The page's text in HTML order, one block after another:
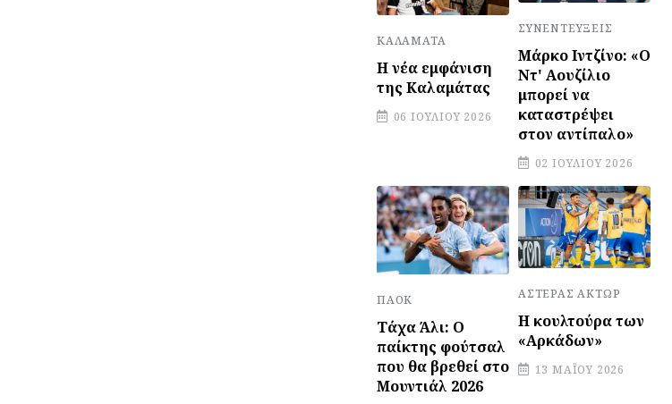
ΚΑΛΑΜΆΤΑ
Η νέα εμφάνιση
της Καλαμάτας
06 ΙΟΥΛΊΟΥ 2026
ΣΥΝΕΝΤΕΎΞΕΙΣ
Μάρκο Ιντζίνο: «Ο
Ντ' Αουζίλιο
μπορεί να
καταστρέψει
στον αντίπαλο»
02 ΙΟΥΛΊΟΥ 2026
ΠΑΟΚ
Τάχα Άλι: Ο
παίκτης φούτσαλ
που θα βρεθεί στο
Μουντιάλ 2026
ΑΣΤΈΡΑΣ ΆΚΤΩΡ
Η κουλτούρα των
«Αρκάδων»
13 ΜΑΪ́ΟΥ 2026